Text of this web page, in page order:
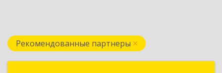
Рекомендованные партнеры